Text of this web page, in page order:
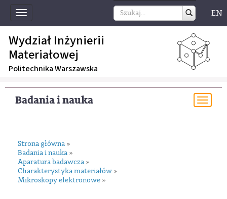
Toggle
navigation
EN
Wydział Inżynierii
Materiałowej
Politechnika Warszawska
Badania i nauka
Strona główna »
Badania i nauka »
Aparatura badawcza »
Charakterystyka materiałów »
Mikroskopy elektronowe »